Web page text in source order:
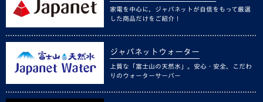
家電を中心に、ジャパネットが自信をもって厳選
した商品だけをご紹介！
ジャパネットウォーター
上質な「富士山の天然水」。安心・安全、こだわ
りのウォーターサーバー